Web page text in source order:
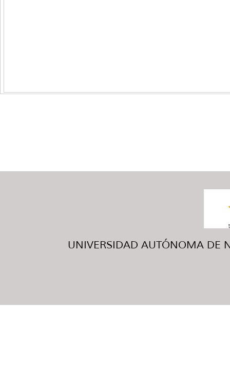
UNIVERSIDAD AUTÓNOMA DE